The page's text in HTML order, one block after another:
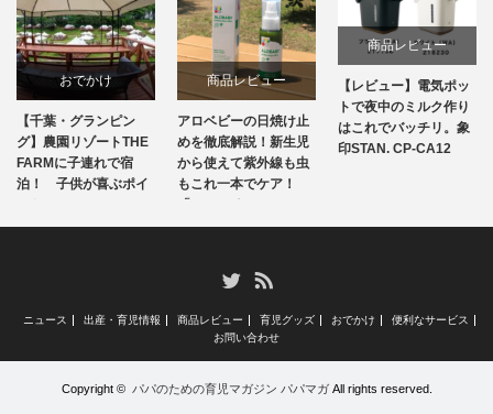
おでかけ
【千葉・グランピン
グ】農園リゾートTHE
FARMに子連れで宿
泊！ 子供が喜ぶポイ
商品レビュー
アロベビーの日焼け止
めを徹底解説！新生児
から使えて紫外線も虫
もこれ一本でケア！
商品レビュー
【レビュー】電気ポッ
トで夜中のミルク作り
はこれでバッチリ。象
印STAN. CP-CA12
Twitter
ニュース 出産・育児情報 商品レビュー 育児グッズ おでかけ
便利なサービス
お問い合わせ
Copyright © パパのための育児マガジン パパマガAll rights reserved.